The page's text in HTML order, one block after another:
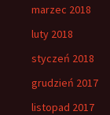
marzec 2018
luty 2018
styczeń 2018
grudzień 2017
listopad 2017